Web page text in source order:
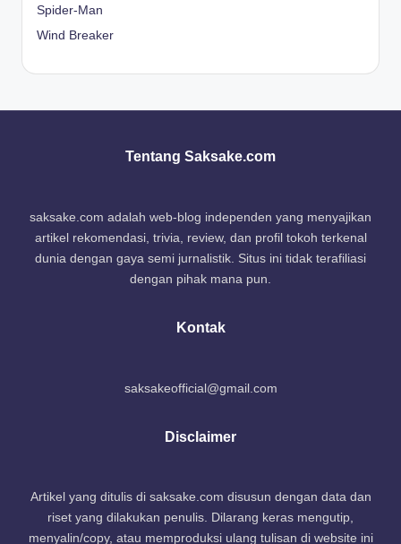
Spider-Man
Wind Breaker
Tentang Saksake.com
saksake.com adalah web-blog independen yang menyajikan
artikel rekomendasi, trivia, review, dan profil tokoh terkenal
dunia dengan gaya semi jurnalistik. Situs ini tidak terafiliasi
dengan pihak mana pun.
Kontak
saksakeofficial@gmail.com
Disclaimer
Artikel yang ditulis di saksake.com disusun dengan data dan
riset yang dilakukan penulis. Dilarang keras mengutip,
menyalin/copy, atau memproduksi ulang tulisan di website ini